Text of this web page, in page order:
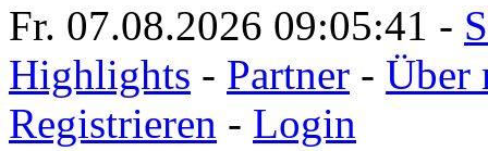
Fr. 07.08.2026 09:05:41 -
Highlights - Partner - Über
Registrieren - Login